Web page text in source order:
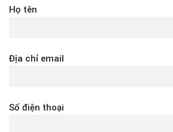
Họ tên
Địa chỉ email
Số điện thoại